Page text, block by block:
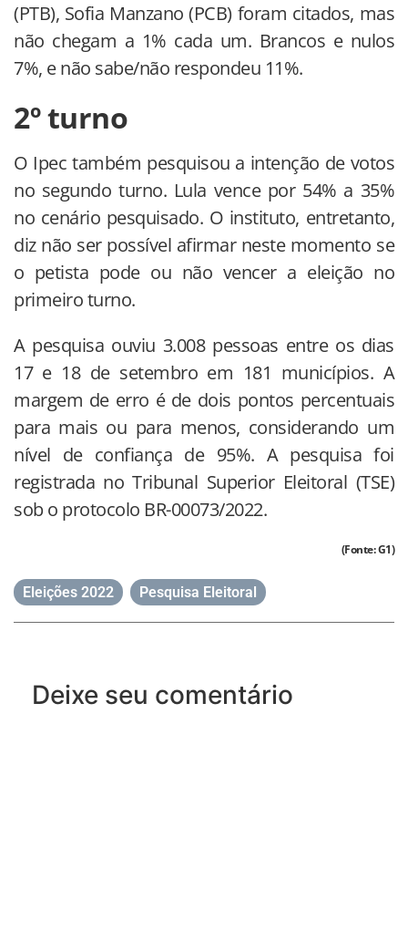
(PTB), Sofia Manzano (PCB) foram citados, mas
não chegam a 1% cada um. Brancos e nulos
7%, e não sabe/não respondeu 11%.
2º turno
O Ipec também pesquisou a intenção de votos
no segundo turno. Lula vence por 54% a 35%
no cenário pesquisado. O instituto, entretanto,
diz não ser possível afirmar neste momento se
o petista pode ou não vencer a eleição no
primeiro turno.
A pesquisa ouviu 3.008 pessoas entre os dias
17 e 18 de setembro em 181 municípios. A
margem de erro é de dois pontos percentuais
para mais ou para menos, considerando um
nível de confiança de 95%. A pesquisa foi
registrada no Tribunal Superior Eleitoral (TSE)
sob o protocolo BR-00073/2022.
(Fonte: G1)
Eleições 2022 Pesquisa Eleitoral
Deixe seu comentário